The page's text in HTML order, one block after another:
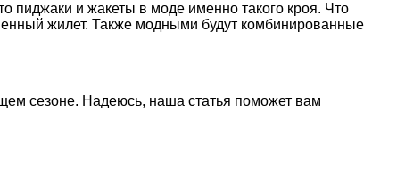
пиджаки и жакеты в моде именно такого кроя. Что
жилет. Также модными будут комбинированные
сезоне. Надеюсь, наша статья поможет вам